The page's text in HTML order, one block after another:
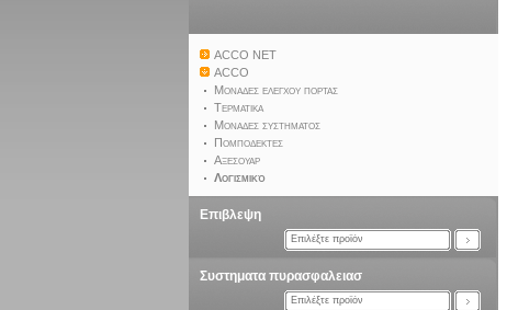
ACCO NET
ACCO
Μοναδες ελεγχου πορτας
Τερματικα
Μοναδες συστηματος
Πομποδεκτες
Aξεσουαρ
Λογισμικό
Επιβλεψη
Επιλέξτε προϊόν
Συστηματα πυρασφαλειασ
Επιλέξτε προϊόν